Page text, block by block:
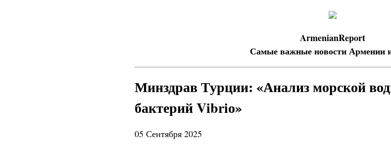
ArmenianReport
Самые важные новости Армении
Минздрав Турции: «Анализ морской
бактерий Vibriо»
05 Сентября 2025